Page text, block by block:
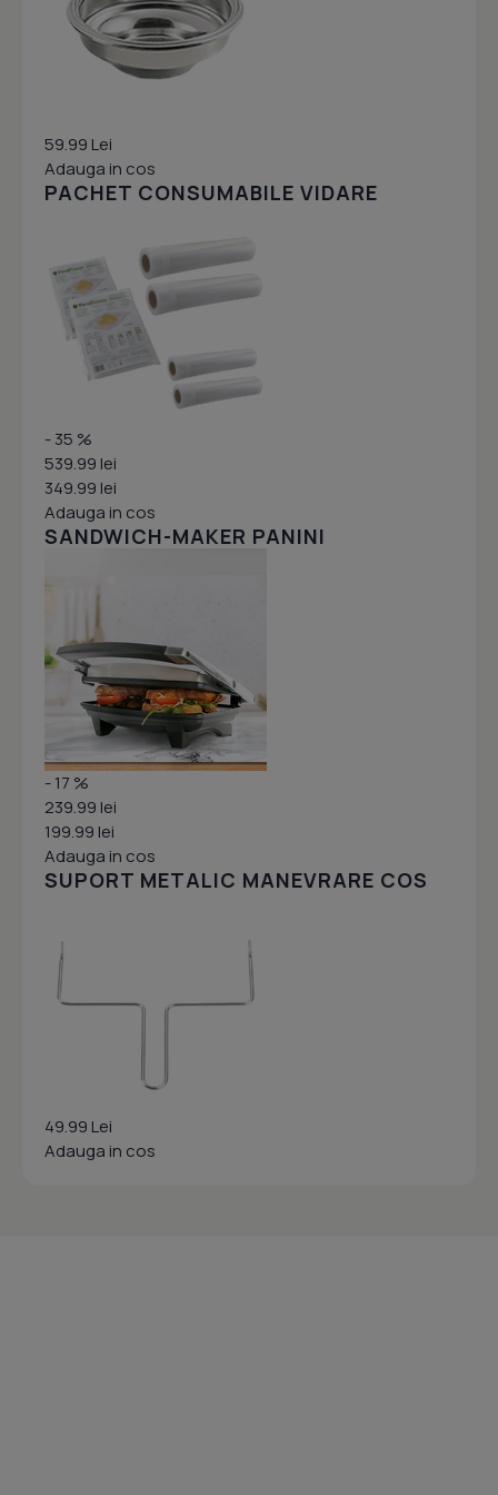
59.99 Lei
Adauga in cos
PACHET CONSUMABILE VIDARE
- 35 %
539.99 lei
349.99 lei
Adauga in cos
SANDWICH-MAKER PANINI
- 17 %
239.99 lei
199.99 lei
Adauga in cos
SUPORT METALIC MANEVRARE COS
49.99 Lei
Adauga in cos